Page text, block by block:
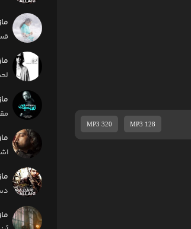
MP3 320 MP3 128